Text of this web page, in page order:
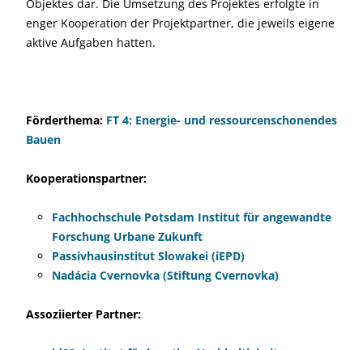
Objektes dar. Die Umsetzung des Projektes erfolgte in
enger Kooperation der Projektpartner, die jeweils eigene
aktive Aufgaben hatten.
Förderthema: FT 4: Energie- und ressourcenschonendes
Bauen
Kooperationspartner:
Fachhochschule Potsdam Institut für angewandte
Forschung Urbane Zukunft
Passivhausinstitut Slowakei (iEPD)
Nadácia Cvernovka (Stiftung Cvernovka)
Assoziierter Partner: